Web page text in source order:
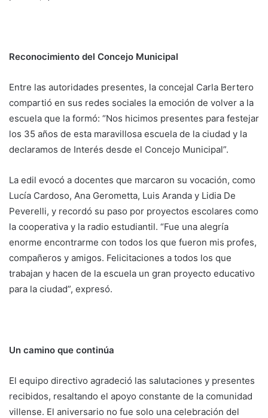
Reconocimiento del Concejo Municipal
Entre las autoridades presentes, la concejal Carla Bertero
compartió en sus redes sociales la emoción de volver a la
escuela que la formó: “Nos hicimos presentes para festejar
los 35 años de esta maravillosa escuela de la ciudad y la
declaramos de Interés desde el Concejo Municipal”.
La edil evocó a docentes que marcaron su vocación, como
Lucía Cardoso, Ana Gerometta, Luis Aranda y Lidia De
Peverelli, y recordó su paso por proyectos escolares como
la cooperativa y la radio estudiantil. “Fue una alegría
enorme encontrarme con todos los que fueron mis profes,
compañeros y amigos. Felicitaciones a todos los que
trabajan y hacen de la escuela un gran proyecto educativo
para la ciudad”, expresó.
Un camino que continúa
El equipo directivo agradeció las salutaciones y presentes
recibidos, resaltando el apoyo constante de la comunidad
villense. El aniversario no fue solo una celebración del